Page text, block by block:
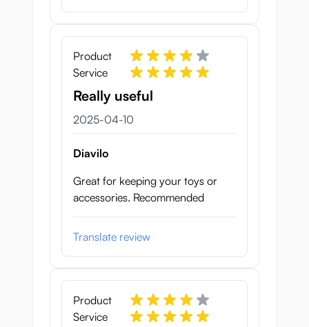
Product
Service
Really useful
10 april 2025
2025-04-10
Diavilo
Great for keeping your toys or
accessories. Recommended
Translate review
Product
Service